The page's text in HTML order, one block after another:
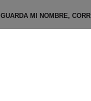
GUARDA MI NOMBRE,